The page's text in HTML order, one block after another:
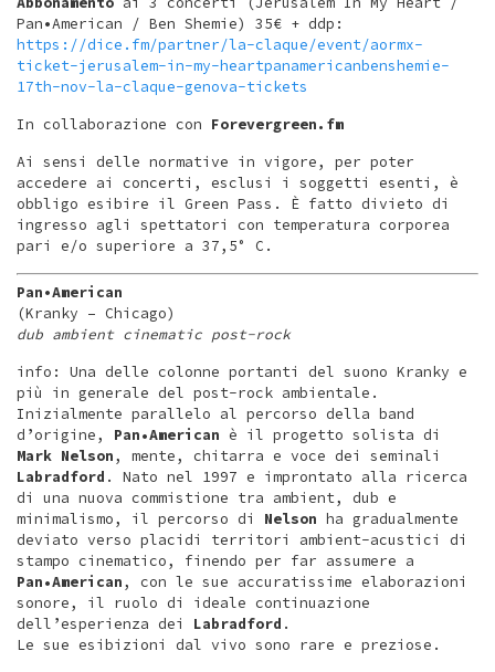
Pan•American / Ben Shemie) 35€ + ddp:
https://dice.fm/partner/la-claque/event/aormx-
ticket-jerusalem-in-my-heartpanamericanbenshemie-
17th-nov-la-claque-genova-tickets
In collaborazione con Forevergreen.fm
Ai sensi delle normative in vigore, per poter
accedere ai concerti, esclusi i soggetti esenti, è
obbligo esibire il Green Pass. È fatto divieto di
ingresso agli spettatori con temperatura corporea
pari e/o superiore a 37,5° C.
Pan•American
(Kranky – Chicago)
dub ambient cinematic post-rock
info: Una delle colonne portanti del suono Kranky e
più in generale del post-rock ambientale.
Inizialmente parallelo al percorso della band
d’origine, Pan•American è il progetto solista di
Mark Nelson, mente, chitarra e voce dei seminali
Labradford . Nato nel 1997 e improntato alla ricerca
di una nuova commistione tra ambient, dub e
minimalismo, il percorso di Nelson ha gradualmente
deviato verso placidi territori ambient-acustici di
stampo cinematico, finendo per far assumere a
Pan•American, con le sue accuratissime elaborazioni
sonore, il ruolo di ideale continuazione
dell’esperienza dei Labradford .
Le sue esibizioni dal vivo sono rare e preziose.